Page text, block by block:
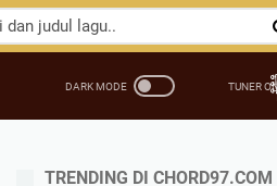
TRENDING DI CHORD97.COM